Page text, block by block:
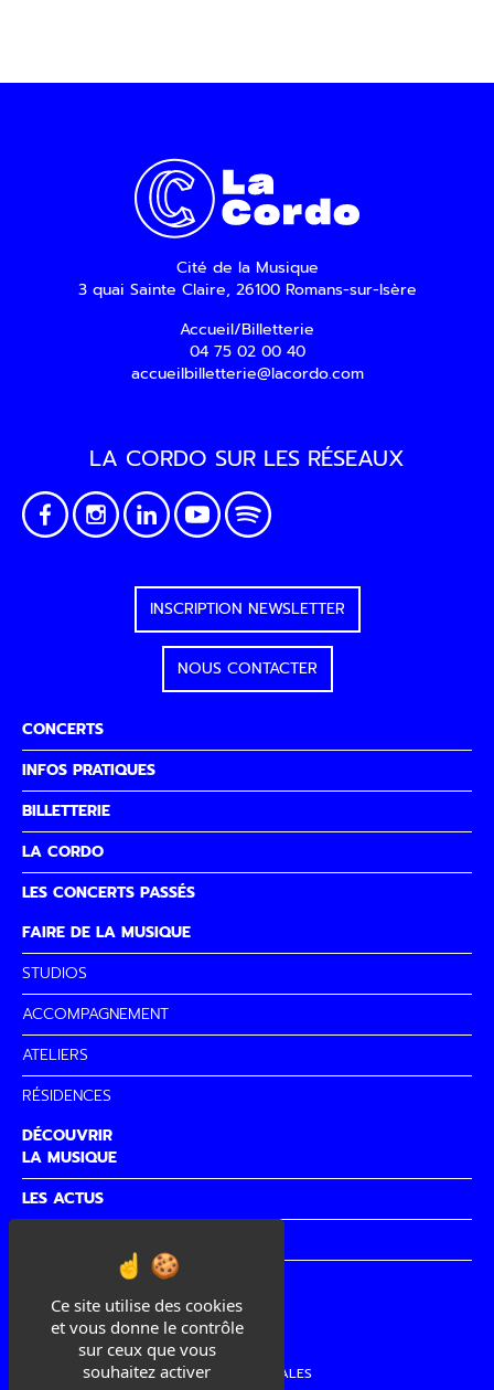
Ce site utilise des cookies
et vous donne le contrôle
sur ceux que vous
souhaitez activer
Cité de la Musique
3 quai Sainte Claire, 26100 Romans-sur-Isère
Accueil/Billetterie
04 75 02 00 40
accueilbilletterie@lacordo.com
CONCERTS
INFOS PRATIQUES
BILLETTERIE
LA CORDO
LES CONCERTS PASSÉS
FAIRE DE LA MUSIQUE
STUDIOS
ACCOMPAGNEMENT
ATELIERS
RÉSIDENCES
DÉCOUVRIR
LA MUSIQUE
LES ACTUS
LA MUSIQUE
LA CORDO SUR LES RÉSEAUX
INSCRIPTION NEWSLETTER
NOUS CONTACTER
MENTIONS LÉGALES
Politique de confidentialité
SOUMETTRE